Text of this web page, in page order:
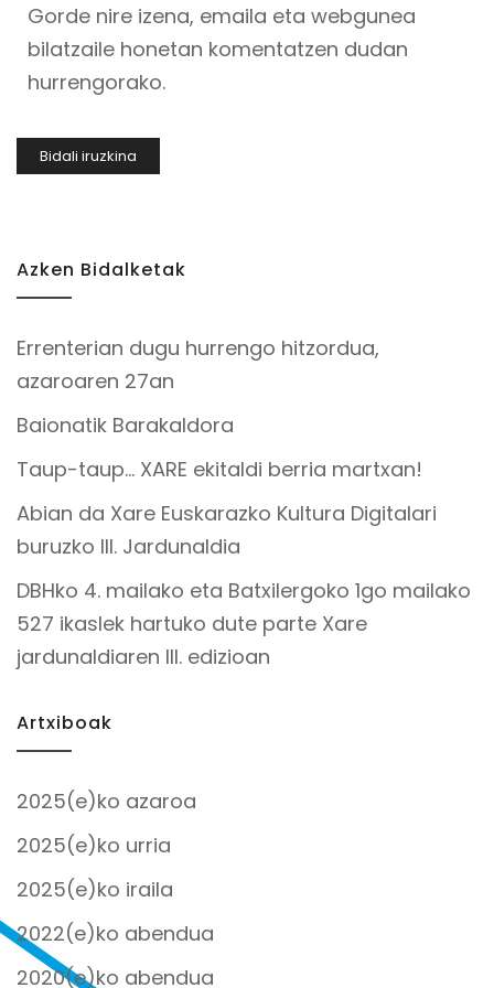
Gorde nire izena, emaila eta webgunea
bilatzaile honetan komentatzen dudan
hurrengorako.
Azken Bidalketak
Errenterian dugu hurrengo hitzordua,
azaroaren 27an
Baionatik Barakaldora
Taup-taup… XARE ekitaldi berria martxan!
Abian da Xare Euskarazko Kultura Digitalari
buruzko III. Jardunaldia
DBHko 4. mailako eta Batxilergoko 1go mailako
527 ikaslek hartuko dute parte Xare
jardunaldiaren III. edizioan
Artxiboak
2025(e)ko azaroa
2025(e)ko urria
2025(e)ko iraila
2022(e)ko abendua
2020(e)ko abendua